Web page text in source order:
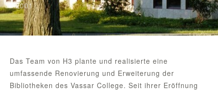
2001
Das Team von H3 plante und realisierte eine
umfassende Renovierung und Erweiterung der
Bibliotheken des Vassar College. Seit ihrer Eröffnung